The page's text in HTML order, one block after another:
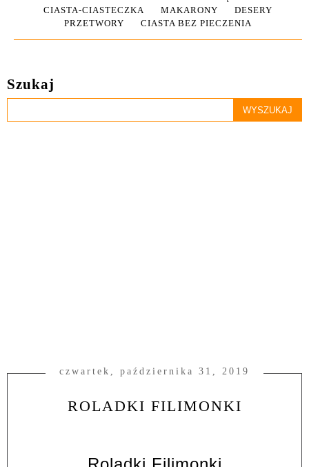
CIASTA-CIASTECZKA
MAKARONY
DESERY
PRZETWORY
CIASTA BEZ PIECZENIA
Szukaj
czwartek, października 31, 2019
ROLADKI FILIMONKI